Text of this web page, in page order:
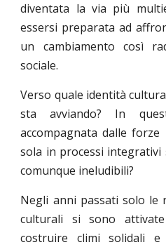
diventata la via più
essersi preparata ad
un cambiamento così
sociale.
Verso quale identità
sta avviando? In
accompagnata dalle
sola in processi integrativi
comunque ineludibili?
Negli anni passati solo le
culturali si sono
costruire climi solidali